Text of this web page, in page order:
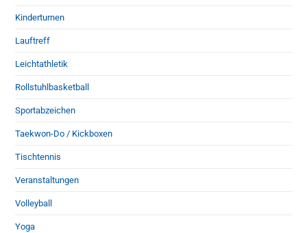
Kinderturnen
Lauftreff
Leichtathletik
Rollstuhlbasketball
Sportabzeichen
Taekwon-Do / Kickboxen
Tischtennis
Veranstaltungen
Volleyball
Yoga